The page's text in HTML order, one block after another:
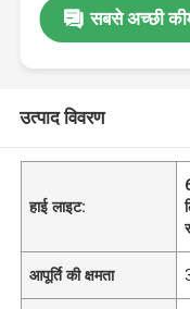
सबसे अच्छी
उत्पाद विवरण
हाई लाइट:
आपूर्ति की क्षमता